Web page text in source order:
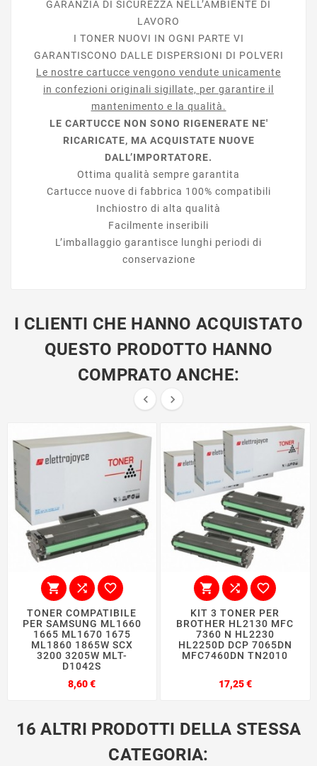
GARANZIA DI SICUREZZA NELL’AMBIENTE DI
LAVORO
I TONER NUOVI IN OGNI PARTE VI
GARANTISCONO DALLE DISPERSIONI DI POLVERI
Le nostre cartucce vengono vendute unicamente
in confezioni originali sigillate, per garantire il
mantenimento e la qualità.
LE CARTUCCE NON SONO RIGENERATE NE'
RICARICATE, MA ACQUISTATE NUOVE
DALL’IMPORTATORE.
Ottima qualità sempre garantita
Cartucce nuove di fabbrica 100% compatibili
Inchiostro di alta qualità
Facilmente inseribili
L’imballaggio garantisce lunghi periodi di
conservazione
I CLIENTI CHE HANNO ACQUISTATO
QUESTO PRODOTTO HANNO
COMPRATO ANCHE:
 
  
TONER COMPATIBILE
PER SAMSUNG ML1660
1665 ML1670 1675
ML1860 1865W SCX
3200 3205W MLT-
D1042S
8,60 €Prezzo
  
KIT 3 TONER PER
BROTHER HL2130 MFC
7360 N HL2230
HL2250D DCP 7065DN
MFC7460DN TN2010
17,25 €Prezzo
16 ALTRI PRODOTTI DELLA STESSA
CATEGORIA: